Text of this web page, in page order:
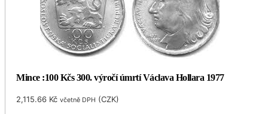
Mince :100 Kčs 300. výročí úmrtí Václava Hollara 1977
2,115.66 Kč včetně DPH (CZK)